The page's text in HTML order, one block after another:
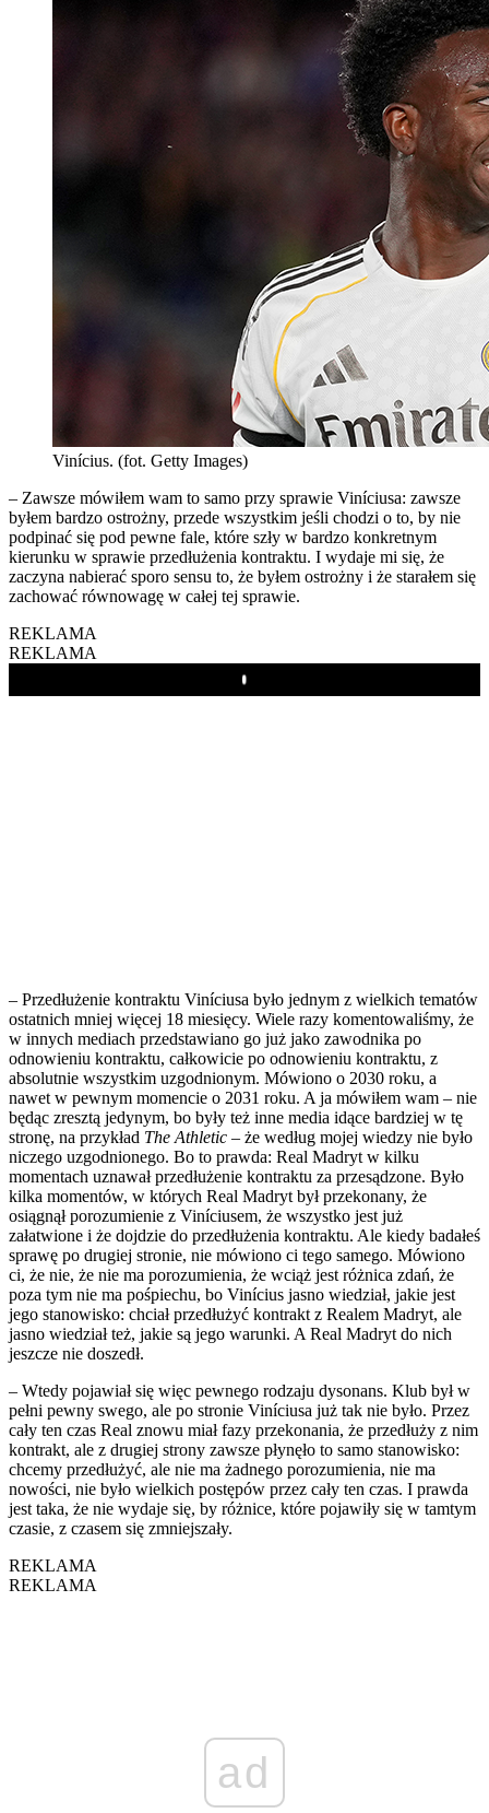
Vinícius. (fot. Getty Images)
– Zawsze mówiłem wam to samo przy sprawie Viníciusa: zawsze
byłem bardzo ostrożny, przede wszystkim jeśli chodzi o to, by nie
podpinać się pod pewne fale, które szły w bardzo konkretnym
kierunku w sprawie przedłużenia kontraktu. I wydaje mi się, że
zaczyna nabierać sporo sensu to, że byłem ostrożny i że starałem się
zachować równowagę w całej tej sprawie.
REKLAMA
REKLAMA
Play
– Przedłużenie kontraktu Viníciusa było jednym z wielkich tematów
ostatnich mniej więcej 18 miesięcy. Wiele razy komentowaliśmy, że
w innych mediach przedstawiano go już jako zawodnika po
odnowieniu kontraktu, całkowicie po odnowieniu kontraktu, z
absolutnie wszystkim uzgodnionym. Mówiono o 2030 roku, a
nawet w pewnym momencie o 2031 roku. A ja mówiłem wam – nie
będąc zresztą jedynym, bo były też inne media idące bardziej w tę
stronę, na przykład The Athletic – że według mojej wiedzy nie było
niczego uzgodnionego. Bo to prawda: Real Madryt w kilku
momentach uznawał przedłużenie kontraktu za przesądzone. Było
kilka momentów, w których Real Madryt był przekonany, że
osiągnął porozumienie z Viníciusem, że wszystko jest już
załatwione i że dojdzie do przedłużenia kontraktu. Ale kiedy badałeś
sprawę po drugiej stronie, nie mówiono ci tego samego. Mówiono
ci, że nie, że nie ma porozumienia, że wciąż jest różnica zdań, że
poza tym nie ma pośpiechu, bo Vinícius jasno wiedział, jakie jest
jego stanowisko: chciał przedłużyć kontrakt z Realem Madryt, ale
jasno wiedział też, jakie są jego warunki. A Real Madryt do nich
jeszcze nie doszedł.
– Wtedy pojawiał się więc pewnego rodzaju dysonans. Klub był w
pełni pewny swego, ale po stronie Viníciusa już tak nie było. Przez
cały ten czas Real znowu miał fazy przekonania, że przedłuży z nim
kontrakt, ale z drugiej strony zawsze płynęło to samo stanowisko:
chcemy przedłużyć, ale nie ma żadnego porozumienia, nie ma
nowości, nie było wielkich postępów przez cały ten czas. I prawda
jest taka, że nie wydaje się, by różnice, które pojawiły się w tamtym
czasie, z czasem się zmniejszały.
REKLAMA
REKLAMA
ad